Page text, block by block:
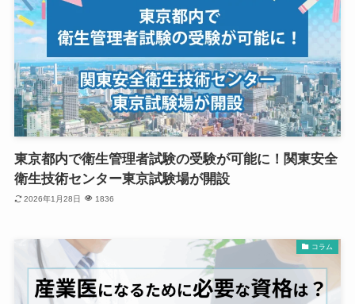
東京都内で衛生管理者試験の受験が可能に！関東安全
衛生技術センター東京試験場が開設
2026年1月28日 1836
コラム